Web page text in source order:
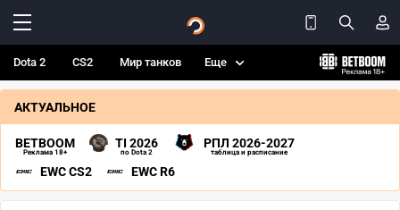
Dota 2 CS2 Мир танков Еще
АКТУАЛЬНОЕ
BETBOOM
Реклама 18+
TI 2026
по Dota 2
РПЛ 2026-2027
таблица и расписание
EWC CS2 EWC R6